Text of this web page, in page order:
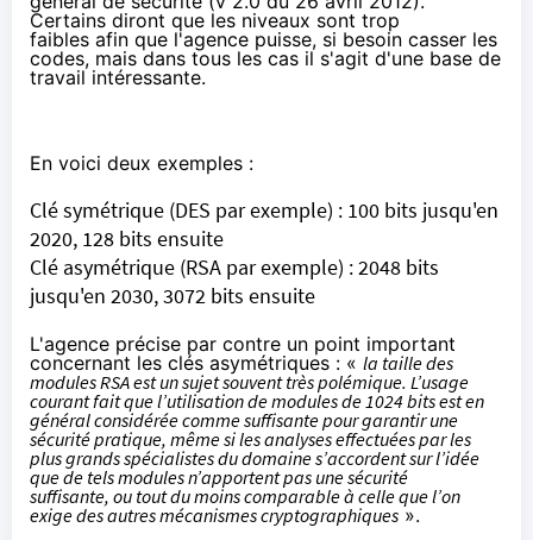
Certains diront que les niveaux sont trop
faibles afin que l'agence puisse, si besoin casser les
codes, mais dans tous les cas il s'agit d'une base de
travail intéressante.
En voici deux exemples :
Clé symétrique (DES par exemple) : 100 bits jusqu'en
2020, 128 bits ensuite
Clé asymétrique (RSA par exemple) : 2048 bits
jusqu'en 2030, 3072 bits ensuite
L'agence précise par contre un point important
concernant les clés asymétriques : « la taille des
modules RSA est un sujet souvent très polémique. L’usage
courant fait que l’utilisation de modules de 1024 bits est en
général considérée comme suffisante pour garantir une
sécurité pratique, même si les analyses effectuées par les
plus grands spécialistes du domaine s’accordent sur l’idée
que de tels modules n’apportent pas une sécurité
suffisante, ou tout du moins comparable à celle que l’on
exige des autres mécanismes cryptographiques ».